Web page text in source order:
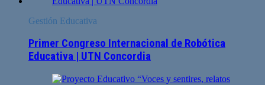
Gestión Educativa
Primer Congreso Internacional de Robótica
Educativa | UTN Concordia